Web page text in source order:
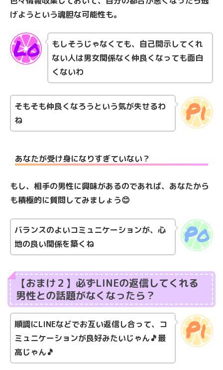
げようという魂胆な可能性も。
もしそうじゃなくても、自己開示してくれ
ない人は男女関係なく仲良くなっても面白
くないわ
そもそも仲良くなろうという気が失せるわ
ね
あなたが受け身になりすぎていない？
もし、相手の男性に興味があるのであれば、あなたから
も積極的に質問してみましょう😊
バランスのよいコミュニケーションが、心
地の良い関係を築くね
【おまけ２】必ずLINEの返信してくれる
男性との話題がなくなったら？
順調にLINEなどでお互い返信し合って、コ
ミュニケーションが良好みたいじゃん🎵最
高じゃん🎵